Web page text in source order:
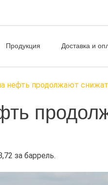
Продукция Доставка и
нефть продолжают
за баррель.